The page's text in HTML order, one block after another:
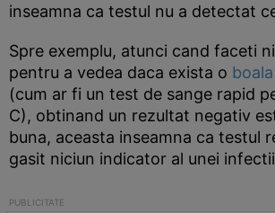
inseamna ca testul nu a detectat
Spre exemplu, atunci cand faceti
pentru a vedea daca exista o
(cum ar fi un test de sange rapid
C), obtinand un rezultat negativ
buna, aceasta inseamna ca testul
gasit niciun indicator al unei